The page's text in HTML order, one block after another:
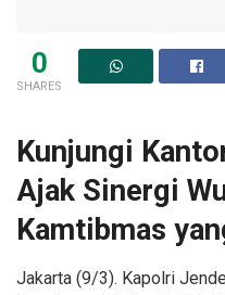
0
SHARES
Kunjungi
Ajak Sinergi
Kamtibmas
Jakarta (9/3). Kapolri